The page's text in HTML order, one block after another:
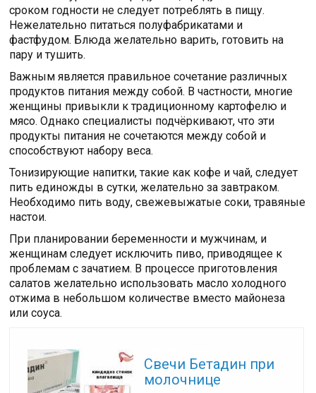
сроком годности не следует потреблять в пищу.
Нежелательно питаться полуфабрикатами и
фастфудом. Блюда желательно варить, готовить на
пару и тушить.
Важным является правильное сочетание различных
продуктов питания между собой. В частности, многие
женщины привыкли к традиционному картофелю и
мясо. Однако специалисты подчёркивают, что эти
продукты питания не сочетаются между собой и
способствуют набору веса.
Тонизирующие напитки, такие как кофе и чай, следует
пить единожды в сутки, желательно за завтраком.
Необходимо пить воду, свежевыжатые соки, травяные
настои.
При планировании беременности и мужчинам, и
женщинам следует исключить пиво, приводящее к
проблемам с зачатием. В процессе приготовления
салатов желательно использовать масло холодного
отжима в небольшом количестве вместо майонеза
или соуса.
Свечи Бетадин при
молочнице